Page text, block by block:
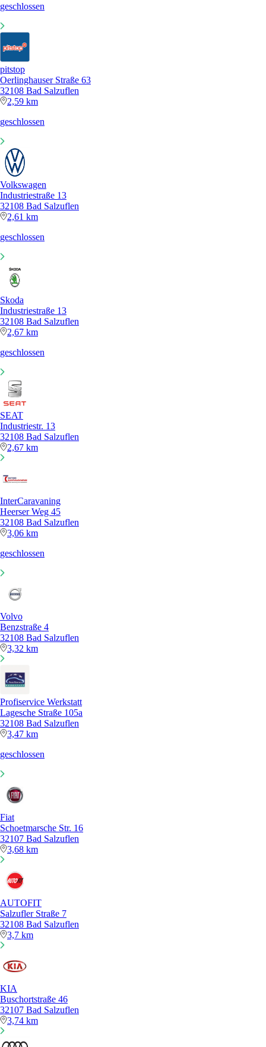
geschlossen
pitstop
Oerlinghauser Straße 63
32108 Bad Salzuflen
2,59 km
geschlossen
Volkswagen
Industriestraße 13
32108 Bad Salzuflen
2,61 km
geschlossen
Skoda
Industriestraße 13
32108 Bad Salzuflen
2,67 km
geschlossen
SEAT
Industriestr. 13
32108 Bad Salzuflen
2,67 km
InterCaravaning
Heerser Weg 45
32108 Bad Salzuflen
3,06 km
geschlossen
Volvo
Benzstraße 4
32108 Bad Salzuflen
3,32 km
Profiservice Werkstatt
Lagesche Straße 105a
32108 Bad Salzuflen
3,47 km
geschlossen
Fiat
Schoetmarsche Str. 16
32107 Bad Salzuflen
3,68 km
AUTOFIT
Salzufler Straße 7
32108 Bad Salzuflen
3,7 km
KIA
Buschortstraße 46
32107 Bad Salzuflen
3,74 km